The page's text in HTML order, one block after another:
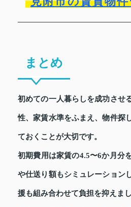
まとめ
初めての一人暮らしを成功させ
性、家賃水準をふまえ、物件探
ておくことが大切です。
初期費用は家賃の4.5〜6か月分
や仕送り額もシミュレーション
援も組み合わせて負担を抑えまし